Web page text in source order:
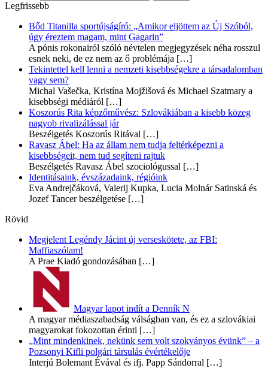
Legfrissebb
Bőd Titanilla sportújságíró: „Amikor eljöttem az Új Szóból,
úgy éreztem magam, mint Gagarin”
A pónis rokonairól szóló névtelen megjegyzések néha rosszul
esnek neki, de ez nem az ő problémája […]
Tekintettel kell lenni a nemzeti kisebbségekre a társadalomban
vagy sem?
Michal Vašečka, Kristína Mojžišová és Michael Szatmary a
kisebbségi médiáról […]
Koszorús Rita képzőművész: Szlovákiában a kisebb közeg
nagyob rivalizálással jár
Beszélgetés Koszorús Ritával […]
Ravasz Ábel: Ha az állam nem tudja feltérképezni a
kisebbségeit, nem tud segíteni rajtuk
Beszélgetés Ravasz Ábel szociológussal […]
Identitásaink, évszázadaink, régióink
Eva Andrejčáková, Valerij Kupka, Lucia Molnár Satinská és
Jozef Tancer beszélgetése […]
Rövid
Megjelent Legéndy Jácint új verseskötete, az FBI:
Maffiaszólam!
A Prae Kiadó gondozásában […]
Magyar lapot indít a Denník N
A magyar médiaszabadság válságban van, és ez a szlovákiai
magyarokat fokozottan érinti […]
„Mint mindenkinek, nekünk sem volt szokványos évünk” – a
Pozsonyi Kifli polgári társulás évértékelője
Interjú Bolemant Évával és ifj. Papp Sándorral […]